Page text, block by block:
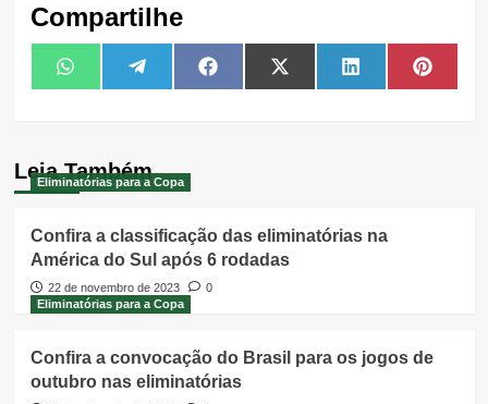
Compartilhe
Share
on
WhatsAppShare
on
TelegramShare
on
FacebookShare
on
X
(Twitter)
Share
on
LinkedIn Share
on
Leia Também
Eliminatórias para a Copa
Confira a classificação das eliminatórias na
América do Sul após 6 rodadas
22 de novembro de 2023
0
Eliminatórias para a Copa
Confira a convocação do Brasil para os jogos de
outubro nas eliminatórias